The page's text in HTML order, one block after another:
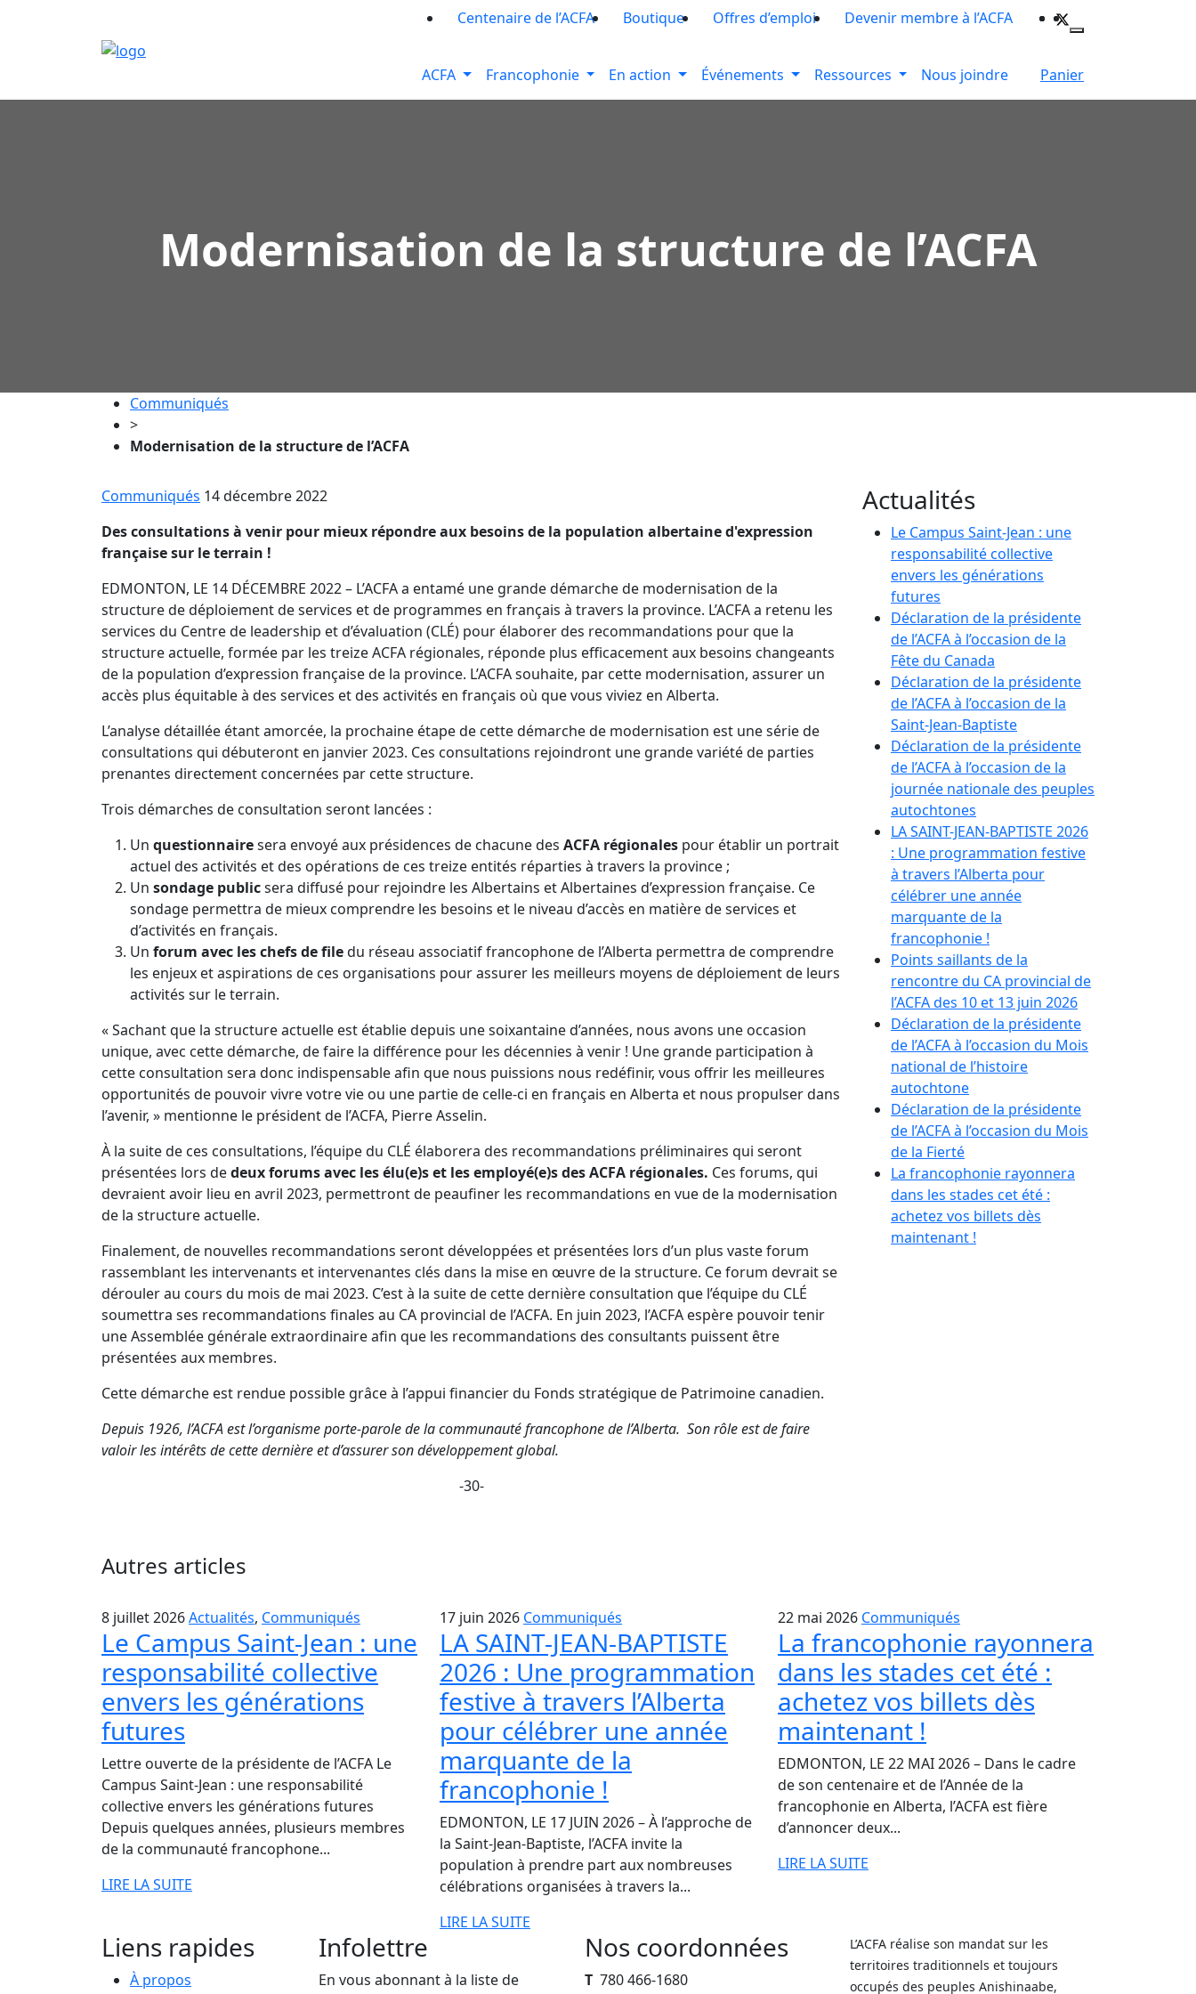
Centenaire de l’ACFA Boutique Offres d’emploi Devenir membre à l’ACFA
ACFA Francophonie En action Événements Ressources Nous joindre Panier
Modernisation de la structure de l’ACFA
Communiqués
>
Modernisation de la structure de l’ACFA
Communiqués 14 décembre 2022
Des consultations à venir pour mieux répondre aux besoins de la population albertaine d'expression
française sur le terrain !
EDMONTON, LE 14 DÉCEMBRE 2022 – L’ACFA a entamé une grande démarche de modernisation de la
structure de déploiement de services et de programmes en français à travers la province. L’ACFA a retenu les
services du Centre de leadership et d’évaluation (CLÉ) pour élaborer des recommandations pour que la
structure actuelle, formée par les treize ACFA régionales, réponde plus efficacement aux besoins changeants
de la population d’expression française de la province. L’ACFA souhaite, par cette modernisation, assurer un
accès plus équitable à des services et des activités en français où que vous viviez en Alberta.
L’analyse détaillée étant amorcée, la prochaine étape de cette démarche de modernisation est une série de
consultations qui débuteront en janvier 2023. Ces consultations rejoindront une grande variété de parties
prenantes directement concernées par cette structure.
Trois démarches de consultation seront lancées :
Un questionnairesera envoyé aux présidences de chacune des ACFA régionales pour établir un portrait
actuel des activités et des opérations de ces treize entités réparties à travers la province ;
Un sondage publicsera diffusé pour rejoindre les Albertains et Albertaines d’expression française. Ce
sondage permettra de mieux comprendre les besoins et le niveau d’accès en matière de services et
d’activités en français.
Un forum avec les chefsde filedu réseau associatif francophone de l’Alberta permettra de comprendre
les enjeux et aspirations de ces organisations pour assurer les meilleurs moyens de déploiement de leurs
activités sur le terrain.
« Sachant que la structure actuelle est établie depuis une soixantaine d’années, nous avons une occasion
unique, avec cette démarche, de faire la différence pour les décennies à venir ! Une grande participation à
cette consultation sera donc indispensable afin que nous puissions nous redéfinir, vous offrir les meilleures
opportunités de pouvoir vivre votre vie ou une partie de celle-ci en français en Alberta et nous propulser dans
l’avenir, » mentionne le président de l’ACFA, Pierre Asselin.
À la suite de ces consultations, l’équipe du CLÉ élaborera des recommandations préliminaires qui seront
présentées lors dedeux forums avec les élu(e)s et les employé(e)s des ACFA régionales. Ces forums, qui
devraient avoir lieu en avril 2023, permettront de peaufiner les recommandations en vue de la modernisation
de la structure actuelle.
Finalement, de nouvelles recommandations seront développées et présentées lors d’un plus vaste forum
rassemblant les intervenants et intervenantes clés dans la mise en œuvre de la structure. Ce forum devrait se
dérouler au cours du mois de mai 2023. C’est à la suite de cette dernière consultation que l’équipe du CLÉ
soumettra ses recommandations finales au CA provincial de l’ACFA. En juin 2023, l’ACFA espère pouvoir tenir
une Assemblée générale extraordinaire afin que les recommandations des consultants puissent être
présentées aux membres.
Cette démarche est rendue possible grâce à l’appui financier du Fonds stratégique de Patrimoine canadien.
Depuis 1926, l’ACFA est l’organisme porte-parole de la communauté francophone de l’Alberta. Son rôle est de faire
valoir les intérêts de cette dernière et d’assurer son développement global.
-30-
Actualités
Le Campus Saint-Jean : une
responsabilité collective
envers les générations
futures
Déclaration de la présidente
de l’ACFA à l’occasion de la
Fête du Canada
Déclaration de la présidente
de l’ACFA à l’occasion de la
Saint-Jean-Baptiste
Déclaration de la présidente
de l’ACFA à l’occasion de la
journée nationale des peuples
autochtones
LA SAINT-JEAN-BAPTISTE 2026
: Une programmation festive
à travers l’Alberta pour
célébrer une année
marquante de la
francophonie !
Points saillants de la
rencontre du CA provincial de
l’ACFA des 10 et 13 juin 2026
Déclaration de la présidente
de l’ACFA à l’occasion du Mois
national de l’histoire
autochtone
Déclaration de la présidente
de l’ACFA à l’occasion du Mois
de la Fierté
La francophonie rayonnera
dans les stades cet été :
achetez vos billets dès
maintenant !
Autres articles
8 juillet 2026Actualités, Communiqués
Le Campus Saint-Jean : une
responsabilité collective
envers les générations
futures
Lettre ouverte de la présidente de l’ACFA Le
Campus Saint-Jean : une responsabilité
collective envers les générations futures
Depuis quelques années, plusieurs membres
de la communauté francophone...
LIRE LA SUITE
17 juin 2026 Communiqués
LA SAINT-JEAN-BAPTISTE
2026 : Une programmation
festive à travers l’Alberta
pour célébrer une année
marquante de la
francophonie !
EDMONTON, LE 17 JUIN 2026 – À l’approche de
la Saint-Jean-Baptiste, l’ACFA invite la
population à prendre part aux nombreuses
célébrations organisées à travers la...
LIRE LA SUITE
22 mai 2026 Communiqués
La francophonie rayonnera
dans les stades cet été :
achetez vos billets dès
maintenant !
EDMONTON, LE 22 MAI 2026 – Dans le cadre
de son centenaire et de l’Année de la
francophonie en Alberta, l’ACFA est fière
d’annoncer deux...
LIRE LA SUITE
Liens rapides
À propos
Infolettre
En vous abonnant à la liste de
Nos coordonnées
T780 466-1680
L’ACFA réalise son mandat sur les
territoires traditionnels et toujours
occupés des peuples Anishinaabe,